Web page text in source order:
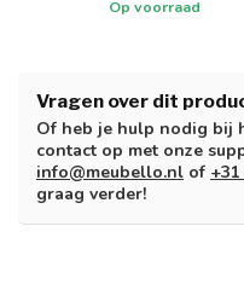
Op voorraad
Vragen over dit
Of heb je hulp nodig bij
contact op met onze
info@meubello.nl of
graag verder!